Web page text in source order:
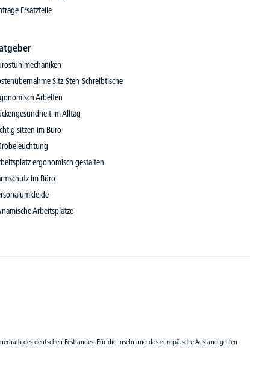
Ersatzteile
Sitz-Steh-Schreibtische
Arbeiten
im Alltag
sitzen im Büro
ergonomisch gestalten
im Büro
Arbeitsplätze
des deutschen Festlandes. Für die Inseln und das europäische Ausland gelten